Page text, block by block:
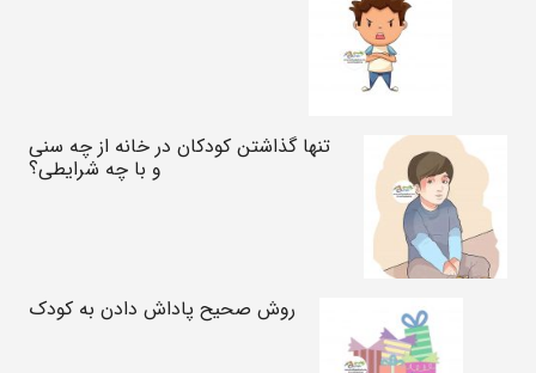
تنها گذاشتن کودکان در خانه از چه سنی
و با چه شرایطی؟
روش صحیح پاداش دادن به کودک